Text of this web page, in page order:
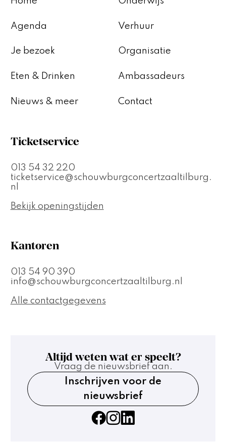
Agenda
Je bezoek
Eten & Drinken
Nieuws & meer
Verhuur
Organisatie
Ambassadeurs
Contact
Ticketservice
013 54 32 220
ticketservice@schouwburgconcertzaaltilburg.
nl
Bekijk openingstijden
Kantoren
013 54 90 390
info@schouwburgconcertzaaltilburg.nl
Alle contactgegevens
Altijd weten wat er speelt?
Vraag de nieuwsbrief aan.
Inschrijven voor de
nieuwsbrief